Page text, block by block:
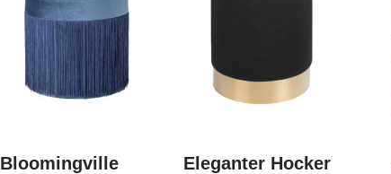
Bloomingville
Eleganter Hocker